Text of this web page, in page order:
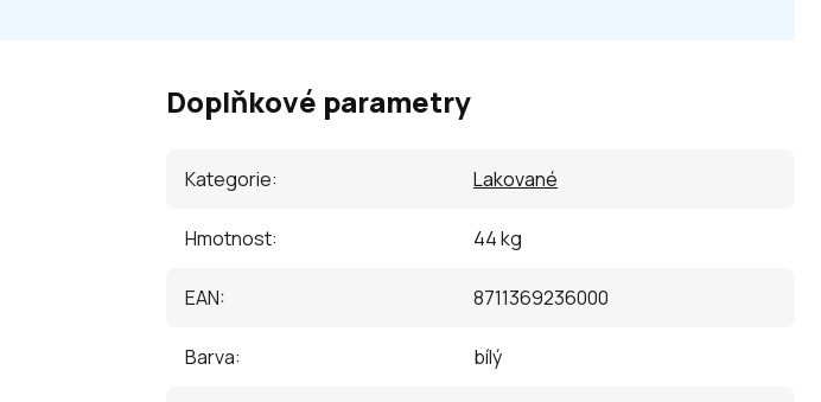
Doplňkové parametry
Kategorie: Lakované
Hmotnost: 44 kg
EAN: 8711369236000
Barva: bílý